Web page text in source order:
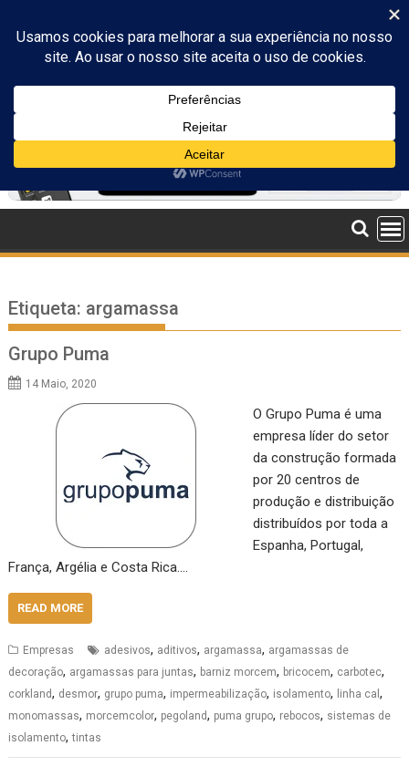
content
Etiqueta: argamassa
Grupo Puma
14 Maio, 2020
O Grupo Puma é uma
empresa líder do setor
da construção formada
por 20 centros de
produção e distribuição
distribuídos por toda a
Espanha, Portugal,
França, Argélia e Costa Rica.…
READ MORE
Empresas adesivos, aditivos, argamassa, argamassas de
decoração, argamassas para juntas, barniz morcem, bricocem, carbotec,
corkland, desmor, grupo puma, impermeabilização, isolamento, linha cal,
monomassas, morcemcolor, pegoland, puma grupo, rebocos, sistemas de
isolamento,tintas